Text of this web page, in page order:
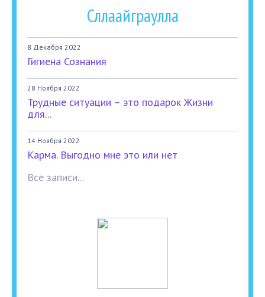
Сллаайграулла
8 Декабря 2022
Гигиена Сознания
28 Ноября 2022
Трудные ситуации – это подарок Жизни
для...
14 Ноября 2022
Карма. Выгодно мне это или нет
Все записи...